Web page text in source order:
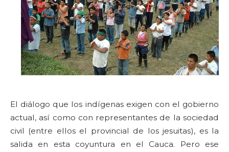
El diálogo que los indígenas exigen con el gobierno
actual, así como con representantes de la sociedad
civil (entre ellos el provincial de los jesuitas), es la
salida en esta coyuntura en el Cauca. Pero ese